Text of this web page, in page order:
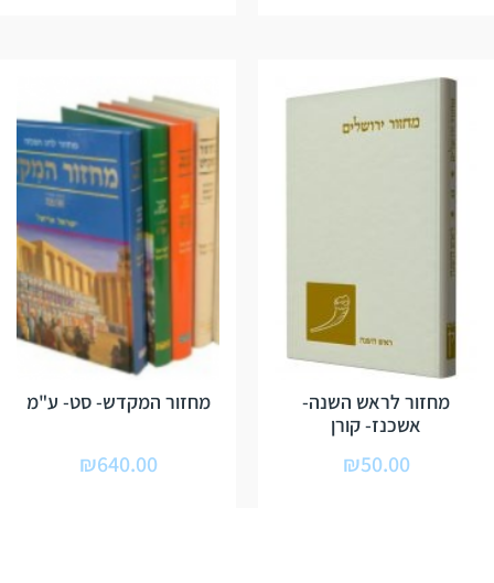
מחזור לראש השנה-
אשכנז- קורן
₪50.00
מחזור המקדש- סט- ע"מ
₪640.00